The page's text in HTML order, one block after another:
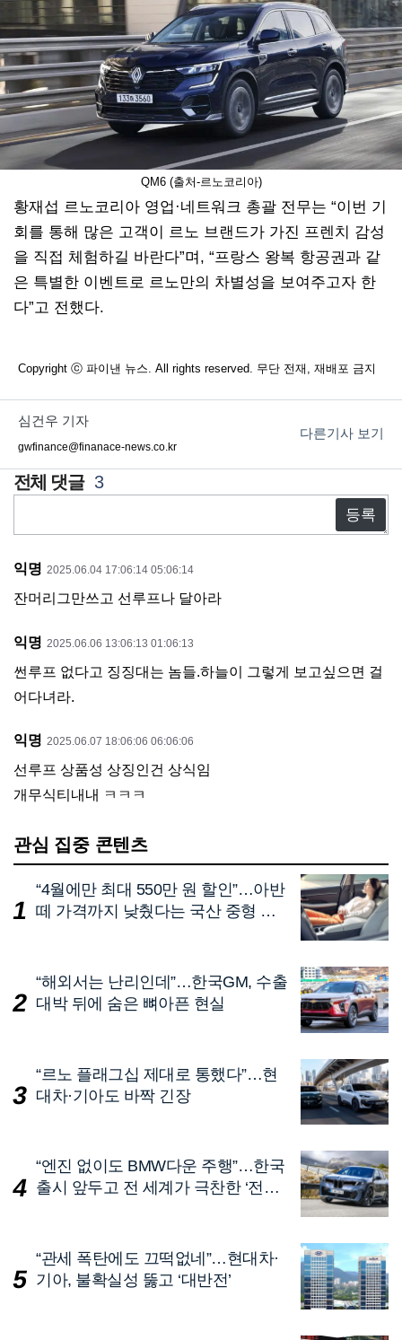
QM6 (출처-르노코리아)
황재섭 르노코리아 영업·네트워크 총괄 전무는 “이번 기
회를 통해 많은 고객이 르노 브랜드가 가진 프렌치 감성
을 직접 체험하길 바란다”며, “프랑스 왕복 항공권과 같
은 특별한 이벤트로 르노만의 차별성을 보여주고자 한
다”고 전했다.
Copyright ⓒ 파이낸 뉴스. All rights reserved. 무단 전재, 재배포 금지
심건우 기자
gwfinance@finanace-news.co.kr
다른기사 보기
3
글
익명 2025.06.04 17:06:14 05:06:14
잔머리그만쓰고 선루프나 달아라
익명 2025.06.06 13:06:13 01:06:13
썬루프 없다고 징징대는 놈들.하늘이 그렇게 보고싶으면 걸
어다녀라.
익명 2025.06.07 18:06:06 06:06:06
선루프 상품성 상징인건 상식임
개무식티내내 ㅋㅋㅋ
관심 집중 콘텐츠
“4월에만 최대 550만 원 할인”…아반
떼 가격까지 낮췄다는 국산 중형 세
“해외서는 난리인데”…한국GM, 수출
대박 뒤에 숨은 뼈아픈 현실
“르노 플래그십 제대로 통했다”…현
대차·기아도 바짝 긴장
“엔진 없이도 BMW다운 주행”…한국
출시 앞두고 전 세계가 극찬한 ‘전기
“관세 폭탄에도 끄떡없네”…현대차·
기아, 불확실성 뚫고 ‘대반전’